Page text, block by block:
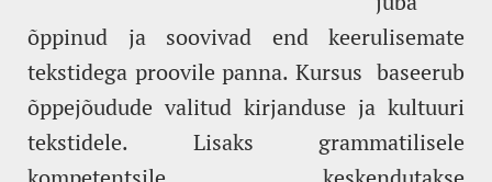
õppinud ja soovivad end keerulisemate
tekstidega proovile panna. Kursus baseerub
õppejõudude valitud kirjanduse ja kultuuri
tekstidele. Lisaks grammatilisele